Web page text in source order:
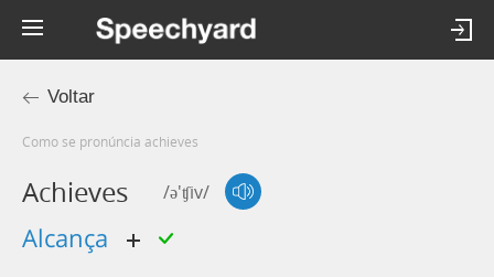
Voltar
Como se pronúncia achieves
Achieves /ə'ʧiv/
alcança